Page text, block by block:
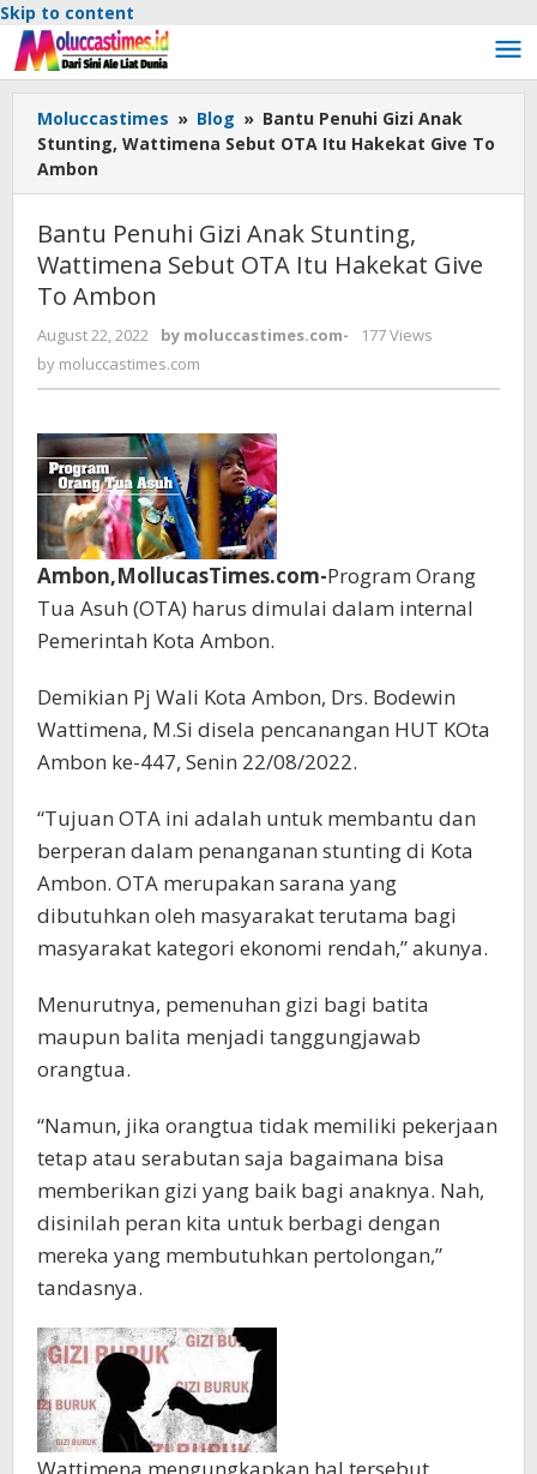
Skip to content
Moluccastimes » Blog » Bantu Penuhi Gizi Anak
Stunting, Wattimena Sebut OTA Itu Hakekat Give To
Ambon
Bantu Penuhi Gizi Anak Stunting,
Wattimena Sebut OTA Itu Hakekat Give
To Ambon
August 22, 2022 by moluccastimes.com-
177 Views
by moluccastimes.com
Ambon,MollucasTimes.com-Program Orang
Tua Asuh (OTA) harus dimulai dalam internal
Pemerintah Kota Ambon.
Demikian Pj Wali Kota Ambon, Drs. Bodewin
Wattimena, M.Si disela pencanangan HUT KOta
Ambon ke-447, Senin 22/08/2022.
“Tujuan OTA ini adalah untuk membantu dan
berperan dalam penanganan stunting di Kota
Ambon. OTA merupakan sarana yang
dibutuhkan oleh masyarakat terutama bagi
masyarakat kategori ekonomi rendah,” akunya.
Menurutnya, pemenuhan gizi bagi batita
maupun balita menjadi tanggungjawab
orangtua.
“Namun, jika orangtua tidak memiliki pekerjaan
tetap atau serabutan saja bagaimana bisa
memberikan gizi yang baik bagi anaknya. Nah,
disinilah peran kita untuk berbagi dengan
mereka yang membutuhkan pertolongan,”
tandasnya.